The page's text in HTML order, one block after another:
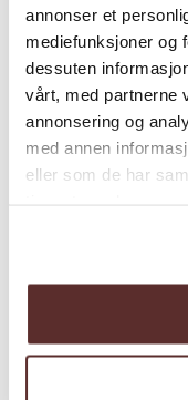
annonser et
mediefunksjoner og
dessuten
vårt, med partnerne
annonsering og
med annen
eller som de har
Kart